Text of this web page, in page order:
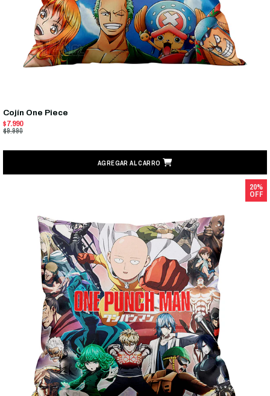
Cojín One Piece
$7.990
$9.990
AGREGAR AL CARRO
20%
OFF